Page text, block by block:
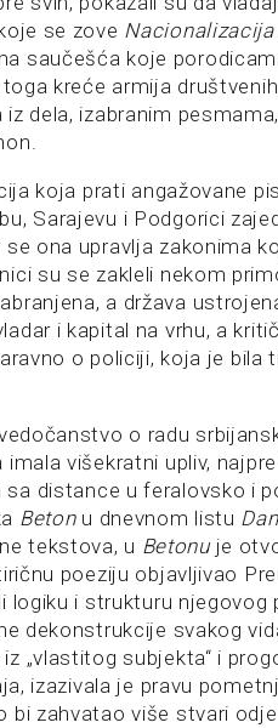
se zove
saučešća koje
kreće armija
dela, izabranim
koja prati angažovane
Sarajevu i Podgorici
ona upravlja zakonima
su se zakleli nekom
a država
i kapital na vrhu, a
o policiji, koja je bila
o radu
višekratni upliv,
distance u feralovsko i
Beton u dnevnom listu
tekstova, u Betonu je
poeziju objavljivao
logiku i strukturu
dekonstrukcije svakog
„vlastitog subjekta“ i
izazivala je pravu
zahvatao više stvari